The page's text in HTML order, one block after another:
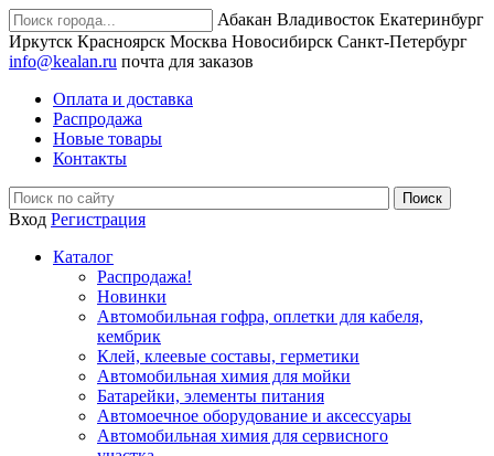
Абакан Владивосток Екатеринбург
Иркутск Красноярск Москва Новосибирск Санкт-Петербург
info@kealan.ru почта для заказов
Оплата и доставка
Распродажа
Новые товары
Контакты
Вход Регистрация
Каталог
Распродажа!
Новинки
Автомобильная гофра, оплетки для кабеля,
кембрик
Клей, клеевые составы, герметики
Автомобильная химия для мойки
Батарейки, элементы питания
Автомоечное оборудование и аксессуары
Автомобильная химия для сервисного